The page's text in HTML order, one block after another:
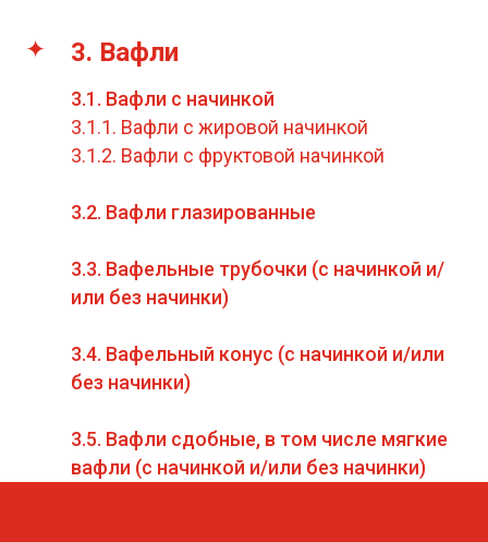
3. Вафли
3.1. Вафли с начинкой
3.1.1. Вафли с жировой начинкой
3.1.2. Вафли с фруктовой начинкой
3.2. Вафли глазированные
3.3. Вафельные трубочки (с начинкой и/
или без начинки)
3.4. Вафельный конус (с начинкой и/или
без начинки)
3.5. Вафли сдобные, в том числе мягкие
вафли (с начинкой и/или без начинки)